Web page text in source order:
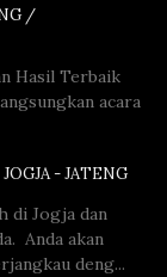
/
Hasil Terbaik
acara
- JATENG
di Jogja dan
Anda akan
deng...